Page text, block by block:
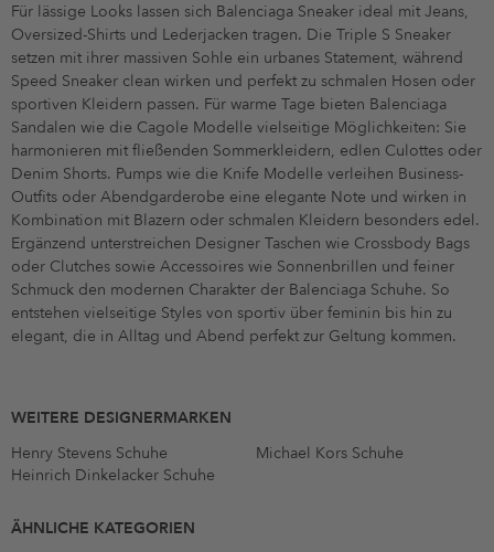
Für lässige Looks lassen sich Balenciaga Sneaker ideal mit Jeans,
Oversized-Shirts und Lederjacken tragen. Die Triple S Sneaker
setzen mit ihrer massiven Sohle ein urbanes Statement, während
Speed Sneaker clean wirken und perfekt zu schmalen Hosen oder
sportiven Kleidern passen. Für warme Tage bieten Balenciaga
Sandalen wie die Cagole Modelle vielseitige Möglichkeiten: Sie
harmonieren mit fließenden Sommerkleidern, edlen Culottes oder
Denim Shorts. Pumps wie die Knife Modelle verleihen Business-
Outfits oder Abendgarderobe eine elegante Note und wirken in
Kombination mit Blazern oder schmalen Kleidern besonders edel.
Ergänzend unterstreichen Designer Taschen wie Crossbody Bags
oder Clutches sowie Accessoires wie Sonnenbrillen und feiner
Schmuck den modernen Charakter der Balenciaga Schuhe. So
entstehen vielseitige Styles von sportiv über feminin bis hin zu
elegant, die in Alltag und Abend perfekt zur Geltung kommen.
WEITERE DESIGNERMARKEN
Henry Stevens Schuhe
Michael Kors Schuhe
Heinrich Dinkelacker Schuhe
ÄHNLICHE KATEGORIEN